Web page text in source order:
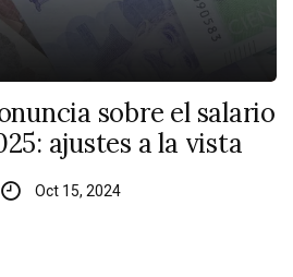
sobre el salario
ajustes a la vista
Oct 15, 2024